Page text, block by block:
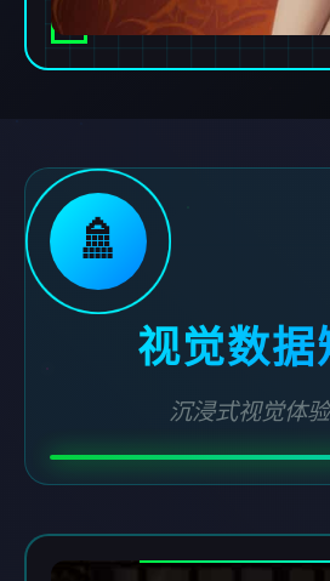
🚿
视觉数据
沉浸式视觉体